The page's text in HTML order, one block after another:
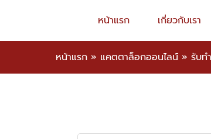
หน้าแรก เกี่ยวกับเรา
หน้าแรก » แคตตาล็อกออนไลน์ » รับท